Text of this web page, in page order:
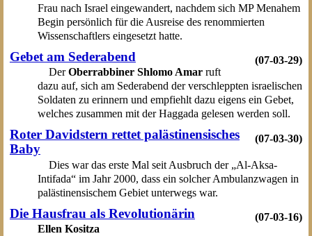
Frau nach Israel eingewandert, nachdem sich MP Menahem
Begin persönlich für die Ausreise des renommierten
Wissenschaftlers eingesetzt hatte.
(07-03-29)
Gebet am Sederabend
DerOberrabbiner Shlomo Amarruft
dazu auf, sich am Sederabend der verschleppten israelischen
Soldaten zu erinnern und empfiehlt dazu eigens ein Gebet,
welches zusammen mit der Haggada gelesen werden soll.
(07-03-30)
Roter Davidstern rettet palästinensisches
Baby
Dies war das erste Mal seit Ausbruch der „Al-Aksa-
Intifada“ im Jahr 2000, dass ein solcher Ambulanzwagen in
palästinensischem Gebiet unterwegs war.
(07-03-16)
Die Hausfrau als Revolutionärin
Ellen Kositza